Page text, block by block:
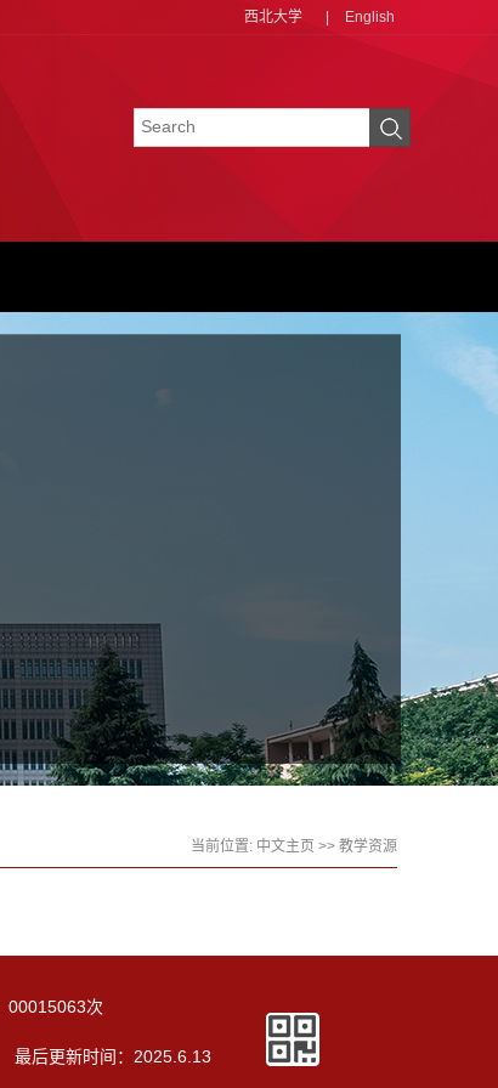
西北大学 English
当前位置: 中文主页 >> 教学资源
00015063次
最后更新时间： 2025 6 13